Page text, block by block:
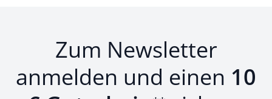
Zum Newsletter
anmelden und einen 10